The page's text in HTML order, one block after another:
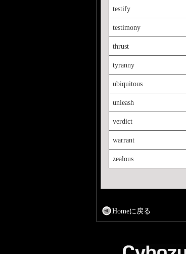
testify
testimony
thrust
tyranny
ubiquitous
unleash
verdict
warrant
zealous
Homeに戻る